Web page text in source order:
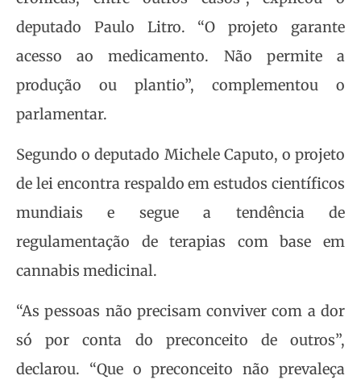
deputado Paulo Litro. “O projeto garante
acesso ao medicamento. Não permite a
produção ou plantio”, complementou o
parlamentar.
Segundo o deputado Michele Caputo, o projeto
de lei encontra respaldo em estudos científicos
mundiais e segue a tendência de
regulamentação de terapias com base em
cannabis medicinal.
“As pessoas não precisam conviver com a dor
só por conta do preconceito de outros”,
declarou. “Que o preconceito não prevaleça